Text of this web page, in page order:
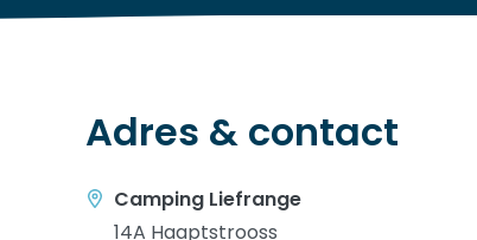
Adres & contact
Camping Liefrange
14A Haaptstrooss